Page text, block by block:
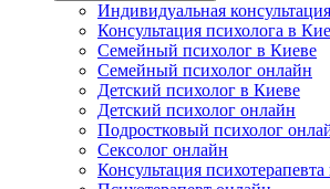
Индивидуальная
Консультация психолога в
Семейный психолог в Киеве
Семейный психолог онлайн
Детский психолог в Киеве
Детский психолог онлайн
Подростковый психолог
Сексолог онлайн
Консультация